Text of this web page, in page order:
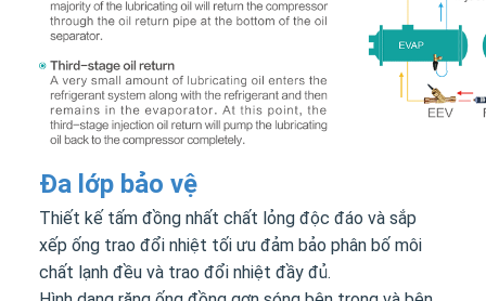
Đa lớp bảo vệ
Thiết kế tấm đồng nhất chất lỏng độc đáo và sắp
xếp ống trao đổi nhiệt tối ưu đảm bảo phân bố môi
chất lạnh đều và trao đổi nhiệt đầy đủ.